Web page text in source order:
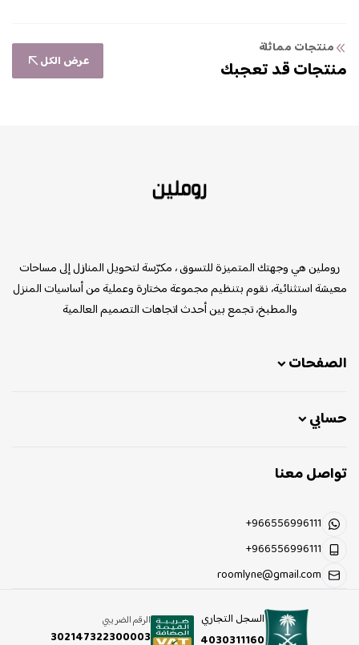
منتجات مماثلة
منتجات قد تعجبك عرض الكل
روملين هي وجهتك المتميزة للتسوق ، مكرّسة لتحويل المنازل إلى مساحات
معيشة استثنائية، نقوم بتنظيم مجموعة مختارة وعملية من أساسيات المنزل
والمطبخ، تجمع بين أحدث اتجاهات التصميم العالمية
الصفحات
حسابي
تواصل معنا
+966556996111
+966556996111
roomlyne@gmail.com
السجل التجاري
4030311160
الرقم الضريبي
302147322300003